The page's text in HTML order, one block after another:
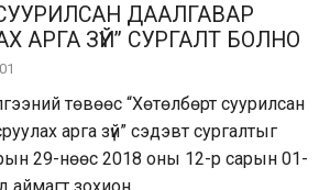
ДААЛГАВАР
АРГА ЗҮЙ” СУРГАЛТ БОЛНО
төвөөс “Хөтөлбөрт суурилсан
арга зүй” сэдэвт сургалтыг
29-нөөс 2018 оны 12-р сарын 01-